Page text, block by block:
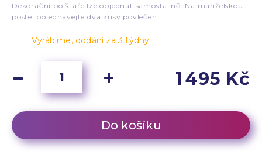
Dekorační polštáře lze objednat samostatně. Na manželskou
postel objednávejte dva kusy povlečení.
Vyrábíme, dodání za 3 týdny.
1 495 Kč
Do košíku